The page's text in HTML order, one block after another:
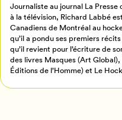
Retour à l’accueil
Journaliste au journal La
à la télévision, Richard Labbé
Canadiens de Montréal au
qu’il a pondu ses premiers
qu’il revient pour l’écriture de
des livres Masques (Art
Éditions de l’Homme) et Le